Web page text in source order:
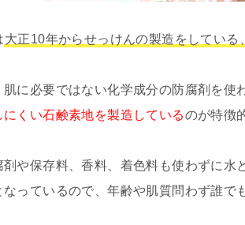
大正10年からせっけんの製造をしている
に必要ではない化学成分の防腐剤を使
くい石鹸素地を製造しているのが特徴
や保存料、香料、着色料も使わずに水
なっているので、年齢や肌質問わず誰で